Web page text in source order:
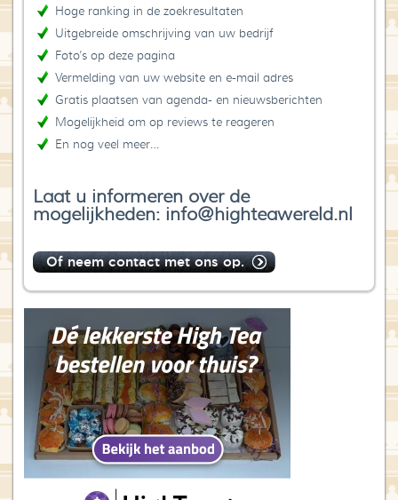
Hoge ranking in de zoekresultaten
Uitgebreide omschrijving van uw bedrijf
Foto’s op deze pagina
Vermelding van uw website en e-mail adres
Gratis plaatsen van agenda- en nieuwsberichten
Mogelijkheid om op reviews te reageren
En nog veel meer…
Laat u informeren over de
mogelijkheden: info@highteawereld.nl
Of neem contact met ons op.